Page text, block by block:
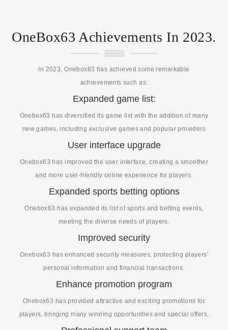
OneBox63 Achievements In 2023.
In 2023, Onebox63 has achieved some remarkable
achievements such as:
Expanded game list:
Onebox63 has diversified its game list with the addition of many
new games, including exclusive games and popular providers
User interface upgrade
Onebox63 has improved the user interface, creating a smoother
and more user-friendly online experience for players.
Expanded sports betting options
Onebox63 has expanded its list of sports and betting events,
meeting the diverse needs of players.
Improved security
Onebox63 has enhanced security measures, protecting players'
personal information and financial transactions.
Enhance promotion program
Onebox63 has provided attractive and exciting promotions for
players, bringing many winning opportunities and special offers.